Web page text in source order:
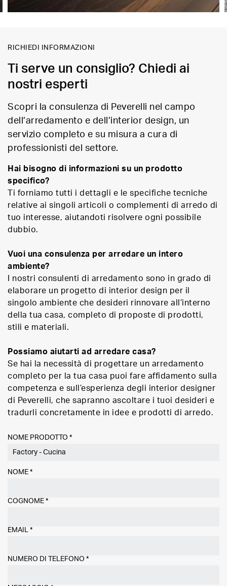
RICHIEDI INFORMAZIONI
Ti serve un consiglio? Chiedi ai
nostri esperti
Scopri la consulenza di Peverelli nel campo
dell’arredamento e dell’interior design, un
servizio completo e su misura a cura di
professionisti del settore.
Hai bisogno di informazioni su un prodotto
specifico?
Ti forniamo tutti i dettagli e le specifiche tecniche
relative ai singoli articoli o complementi di arredo di
tuo interesse, aiutandoti risolvere ogni possibile
dubbio.
Vuoi una consulenza per arredare un intero
ambiente?
I nostri consulenti di arredamento sono in grado di
elaborare un progetto di interior design per il
singolo ambiente che desideri rinnovare all’interno
della tua casa, completo di proposte di prodotti,
stili e materiali.
Possiamo aiutarti ad arredare casa?
Se hai la necessità di progettare un arredamento
completo per la tua casa puoi fare affidamento sulla
competenza e sull’esperienza degli interior designer
di Peverelli, che sapranno ascoltare i tuoi desideri e
tradurli concretamente in idee e prodotti di arredo.
NOME PRODOTTO *
NOME *
COGNOME *
EMAIL *
NUMERO DI TELEFONO *